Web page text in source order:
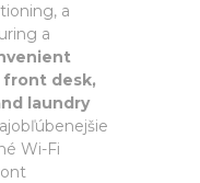
a
a
front desk,
laundry
Wi-Fi